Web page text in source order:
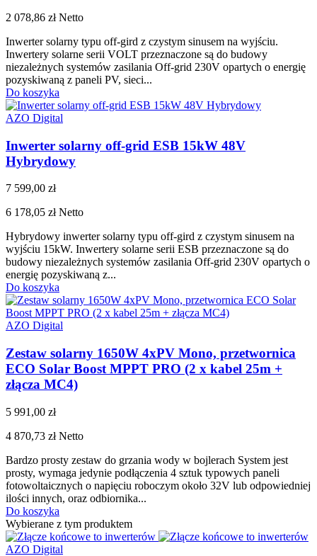
2 078,86 złNetto
Inwerter solarny typu off-gird z czystym sinusem na wyjściu.
Inwertery solarne serii VOLT przeznaczone są do budowy
niezależnych systemów zasilania Off-grid 230V opartych o energię
pozyskiwaną z paneli PV, sieci...
Do koszyka
AZO Digital
Inwerter solarny off-grid ESB 15kW 48V
Hybrydowy
7 599,00 zł
6 178,05 złNetto
Hybrydowy inwerter solarny typu off-gird z czystym sinusem na
wyjściu 15kW. Inwertery solarne serii ESB przeznaczone są do
budowy niezależnych systemów zasilania Off-grid 230V opartych o
energię pozyskiwaną z...
Do koszyka
AZO Digital
Zestaw solarny 1650W 4xPV Mono, przetwornica
ECO Solar Boost MPPT PRO (2 x kabel 25m +
złącza MC4)
5 991,00 zł
4 870,73 złNetto
Bardzo prosty zestaw do grzania wody w bojlerach System jest
prosty, wymaga jedynie podłączenia 4 sztuk typowych paneli
fotowoltaicznych o napięciu roboczym około 32V lub odpowiedniej
ilości innych, oraz odbiornika...
Do koszyka
Wybierane z tym produktem
AZO Digital